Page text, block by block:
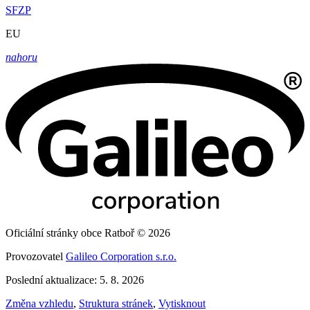
SFZP
EU
nahoru
Oficiální stránky obce Ratboř © 2026
Provozovatel Galileo Corporation s.r.o.
Poslední aktualizace: 5. 8. 2026
Změna vzhledu, Struktura stránek, Vytisknout